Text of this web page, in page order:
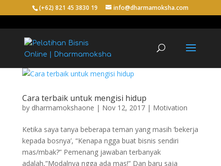
(+62) 821 45 3830 19 info@dharmamoksha.com
Cara terbaik untuk mengisi hidup
by dharmamokshaone | Nov 12, 2017| Motivation
Ketika saya tanya beberapa teman yang masih ‘bekerja
kepada bosnya’, “Kenapa ngga buat bisnis sendiri
mas/mbak?” Pemenang jawaban terbanyak
adalah,”Modalnya ngga ada mas!” Dan baru saja